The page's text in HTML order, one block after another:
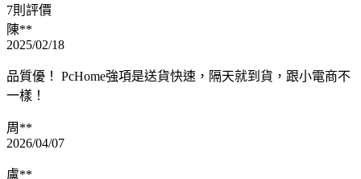
7則評價
陳**
2025/02/18
品質優！ PcHome強項是送貨快速，隔天就到貨，跟小電商不
一樣！
周**
2026/04/07
盧**